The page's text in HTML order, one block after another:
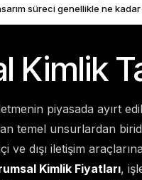
süreci genellikle ne
Kimlik
piyasada ayırt
temel unsurlardan
ve dışı iletişim
Kimlik Fiyatları,